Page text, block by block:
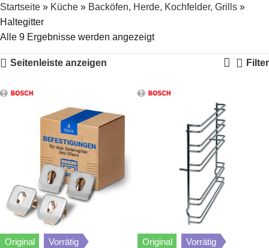
Startseite » Küche » Backöfen, Herde, Kochfelder, Grills »
Haltegitter
Alle 9 Ergebnisse werden angezeigt
Seitenleiste anzeigen Filter
Original Vorrätig Original Vorrätig